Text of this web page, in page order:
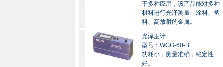
于多种应用，该产品能对多种
材料进行光泽测量－涂料、塑
料、高放射的金属。
光泽度计
型号：WGG-60-B
功耗小，测量准确，稳定性
好。